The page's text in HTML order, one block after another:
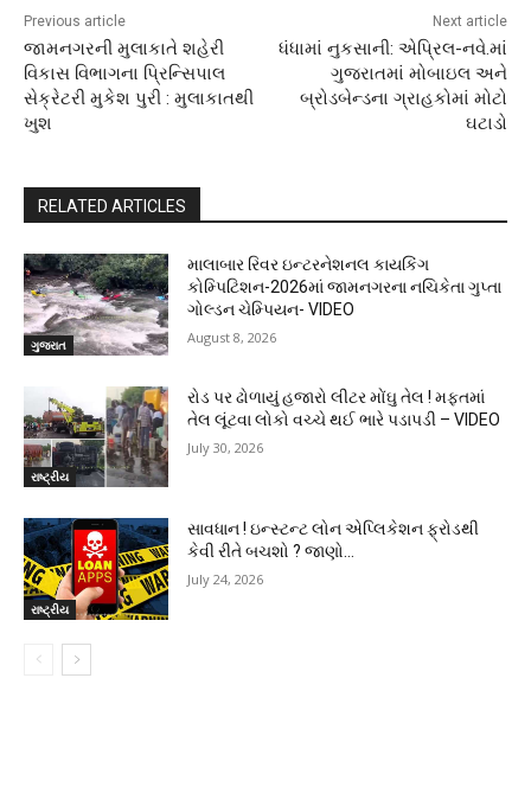
Previous article
જામનગરની મુલાકાતે શહેરી
વિકાસ વિભાગના પ્રિન્સિપાલ
સેક્રેટરી મુકેશ પુરી : મુલાકાતથી
ખુશ
Next article
ધંધામાં નુકસાની: એપ્રિલ-નવે.માં
ગુજરાતમાં મોબાઇલ અને
બ્રોડબેન્ડના ગ્રાહકોમાં મોટો
ઘટાડો
RELATED ARTICLES
ગુજરાત
માલાબાર રિવર ઇન્ટરનેશનલ કાયકિંગ
કોમ્પિટિશન-2026માં જામનગરના નચિકેતા ગુપ્તા
ગોલ્ડન ચેમ્પિયન- VIDEO
August 8, 2026
રાષ્ટ્રીય
રોડ પર ઢોળાયું હજારો લીટર મોંઘુ તેલ ! મફતમાં
તેલ લૂંટવા લોકો વચ્ચે થઈ ભારે પડાપડી – VIDEO
July 30, 2026
રાષ્ટ્રીય
સાવધાન ! ઇન્સ્ટન્ટ લોન એપ્લિકેશન ફ્રોડથી
કેવી રીતે બચશો ? જાણો…
July 24, 2026